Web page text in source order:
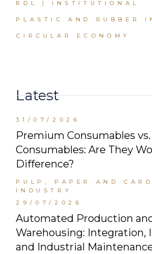
RDL | INSTITUTIONAL
PLASTIC AND RUBBER
CIRCULAR ECONOMY
Latest
31/07/2026
Premium Consumables
Consumables: Are They
Difference?
PULP, PAPER AND
INDUSTRY
29/07/2026
Automated Production
Warehousing: Integration,
and Industrial